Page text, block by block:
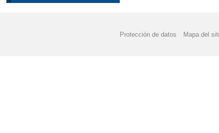
Protección de datos Mapa del